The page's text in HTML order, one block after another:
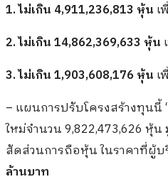
1. ไม่เกิน 4,911,236,813 หุ้น
2. ไม่เกิน 14,862,369,633 หุ้น
3. ไม่เกิน 1,903,608,176 หุ้น เ
– แผนการปรับโครงสร้างทุนนี้
ใหม่จำนวน 9,822,473,626
สัดส่วนการถือหุ้น ในราคาที่ผู้บ
ล้านบาท